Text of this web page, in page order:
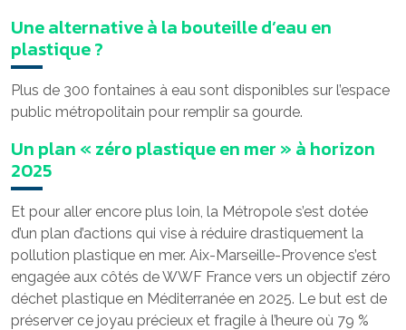
Une alternative à la bouteille d’eau en
plastique ?
Plus de 300 fontaines à eau sont disponibles sur l’espace
public métropolitain pour remplir sa gourde.
Un plan « zéro plastique en mer » à horizon
2025
Et pour aller encore plus loin, la Métropole s’est dotée
d’un plan d’actions qui vise à réduire drastiquement la
pollution plastique en mer. Aix-Marseille-Provence s’est
engagée aux côtés de WWF France vers un objectif zéro
déchet plastique en Méditerranée en 2025. Le but est de
préserver ce joyau précieux et fragile à l’heure où 79 %